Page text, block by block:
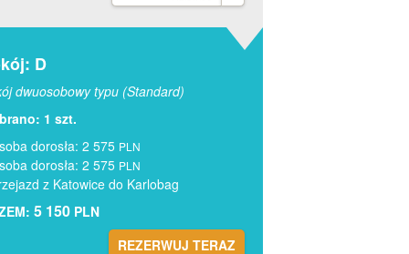
D
dwuosobowy typu (Standard)
1 szt.
dorosła: 2 575 PLN
dorosła: 2 575 PLN
z Katowice do Karlobag
5 150 PLN
REZERWUJ TERAZ